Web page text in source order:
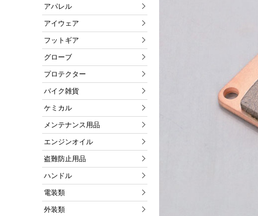
アパレル
アイウェア
フットギア
グローブ
プロテクター
バイク雑貨
ケミカル
メンテナンス用品
エンジンオイル
盗難防止用品
ハンドル
電装類
外装類